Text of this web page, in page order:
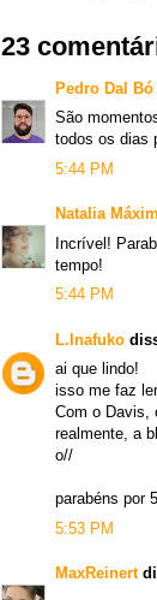
23
Pedro Dal Bó
São
todos os dias
5:44 PM
Natalia
Incrível!
tempo!
5:44 PM
L.Inafuko
ai que lindo!
isso me faz
Com o Davis,
realmente, a
o//
parabéns por
5:53 PM
MaxReinert